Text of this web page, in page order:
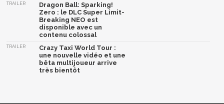
TRAILER
Dragon Ball: Sparking!
Zero : le DLC Super Limit-
Breaking NEO est
disponible avec un
contenu colossal
TRAILER
Crazy Taxi World Tour :
une nouvelle vidéo et une
bêta multijoueur arrive
très bientôt